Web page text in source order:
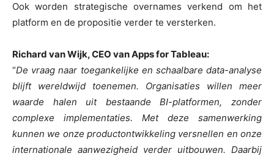
Ook worden strategische overnames verkend om het
platform en de propositie verder te versterken.
Richard van Wijk, CEO van Apps for Tableau:
“De vraag naar toegankelijke en schaalbare data-analyse
blijft wereldwijd toenemen. Organisaties willen meer
waarde halen uit bestaande BI-platformen, zonder
complexe implementaties. Met deze samenwerking
kunnen we onze productontwikkeling versnellen en onze
internationale aanwezigheid verder uitbouwen. Daarbij